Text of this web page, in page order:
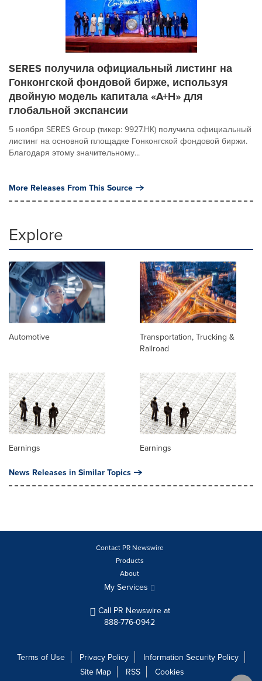
SERES получила официальный листинг на
Гонконгской фондовой бирже, используя
двойную модель капитала «A+H» для
глобальной экспансии
5 ноября SERES Group (тикер: 9927.HK) получила официальный
листинг на основной площадке Гонконгской фондовой биржи.
Благодаря этому значительному...
More Releases From This Source
Explore
Automotive
Transportation, Trucking &
Railroad
Earnings Earnings
News Releases in Similar Topics
Contact PR Newswire
Products
About
My Services
Call PR Newswire at
888-776-0942
Terms of Use Privacy Policy
Information Security Policy
Site Map
RSS Cookies